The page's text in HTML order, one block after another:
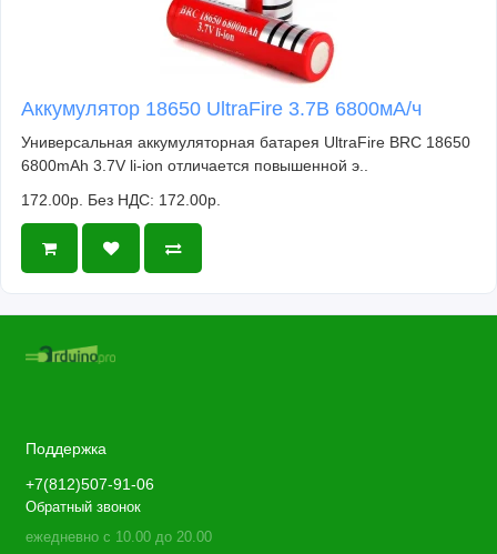
Аккумулятор 18650 UltraFire 3.7В 6800мА/ч
Универсальная аккумуляторная батарея UltraFire BRC 18650
6800mAh 3.7V li-ion отличается повышенной э..
172.00р. Без НДС: 172.00р.
Поддержка
+7(812)507-91-06
Обратный звонок
ежедневно с 10.00 до 20.00